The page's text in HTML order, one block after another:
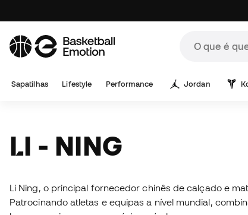
Sapatilhas Lifestyle Performance Jordan
LI - NING
Li Ning, o principal fornecedor chinês de calçado e
Patrocinando atletas e equipas a nível mundial,